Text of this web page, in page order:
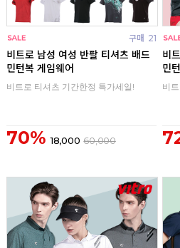
구매 21
비트로 남성 여성 반팔 티셔츠 배드
민턴복 게임웨어
비트로 티셔츠 기간한정 특가세일!
70% 18,000 60,000
비
민
비